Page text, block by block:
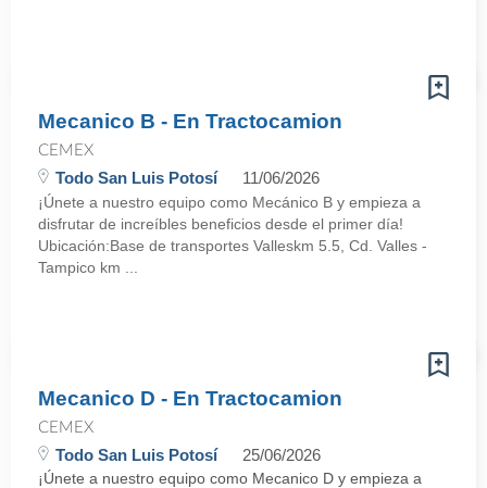
Mecanico B - En Tractocamion
CEMEX
Todo San Luis Potosí 11/06/2026
¡Únete a nuestro equipo como Mecánico B y empieza a
disfrutar de increíbles beneficios desde el primer día!
Ubicación:Base de transportes Valleskm 5.5, Cd. Valles -
Tampico km ...
Mecanico D - En Tractocamion
CEMEX
Todo San Luis Potosí 25/06/2026
¡Únete a nuestro equipo como Mecanico D y empieza a